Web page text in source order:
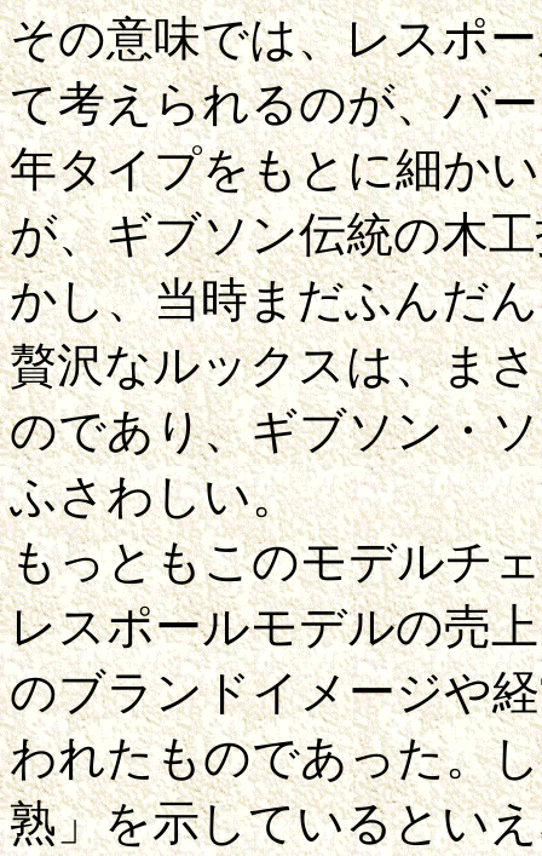
その意味では、レスポ
て考えられるのが、バ
年タイプをもとに細か
が、ギブソン伝統の木
かし、当時まだふんだ
贅沢なルックスは、ま
のであり、ギブソン・
ふさわしい。
もっともこのモデルチ
レスポールモデルの売
のブランドイメージや
われたものであった。
熟」を示しているとい